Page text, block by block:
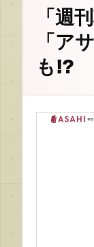
「週
「ア
も!?